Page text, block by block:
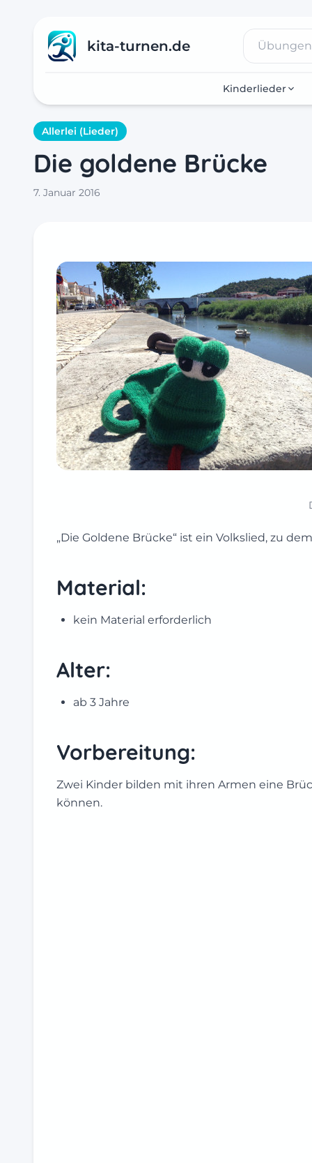
kita-turnen.de
Kinderlieder
Allerlei (Lieder)
Die goldene Brücke
7. Januar 2016
„Die Goldene Brücke“ ist ein Volkslied, zu
Material:
kein Material erforderlich
Alter:
ab 3 Jahre
Vorbereitung:
Zwei Kinder bilden mit ihren Armen eine
können.